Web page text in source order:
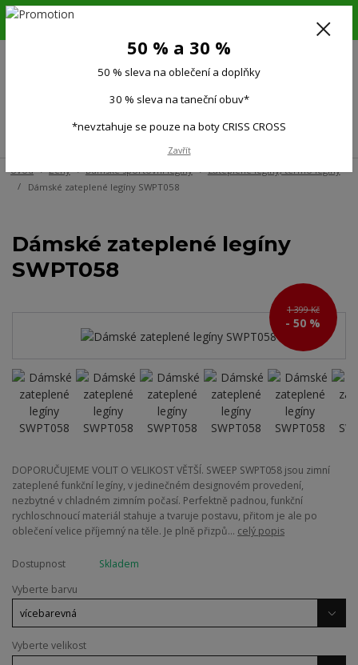
6.-16.8.26. DOVOLENÁ !!! 50 % SLEVA na všechno oblečení a doplňky !!!
(Po-Pá 9:00-15.00)
Úvod Ženy Dámské sportovní legíny
Zateplené legíny, termo legíny
Dámské zateplené legíny SWPT058
Dámské zateplené legíny
SWPT058
1 399 Kč
- 50 %
DOPORUČUJEME VOLIT O VELIKOST VĚTŠÍ. SWEEP SWPT058 jsou zimní
zateplené funkční legíny, v jedinečném designovém provedení,
nezbytné v chladném zimním počasí. Perfektně padnou, funkční
rychloschnoucí materiál stahuje a tvaruje postavu, přitom je ale po
oblečení velice příjemný na těle. Je plně přizpů... celý popis
Dostupnost
Skladem
Vyberte barvu
Vyberte velikost
50 % a 30 %
50 % sleva na oblečení a doplňky
30 % sleva na taneční obuv*
*nevztahuje se pouze na boty CRISS CROSS
Zavřít